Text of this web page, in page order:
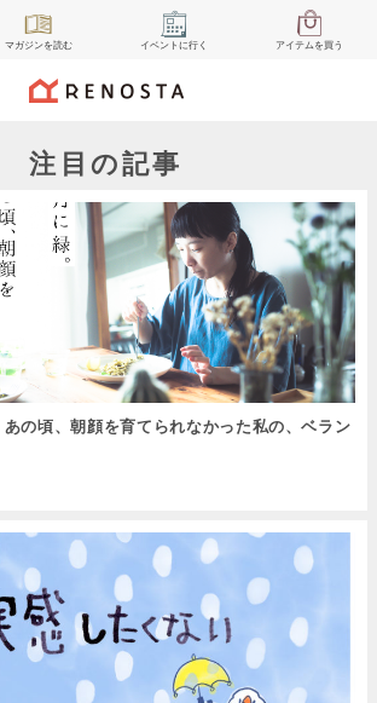
マガジンを読む イベント に行く アイテムを買う
注目の記事
の頃、朝顔を育てられなかった私の、ベラン